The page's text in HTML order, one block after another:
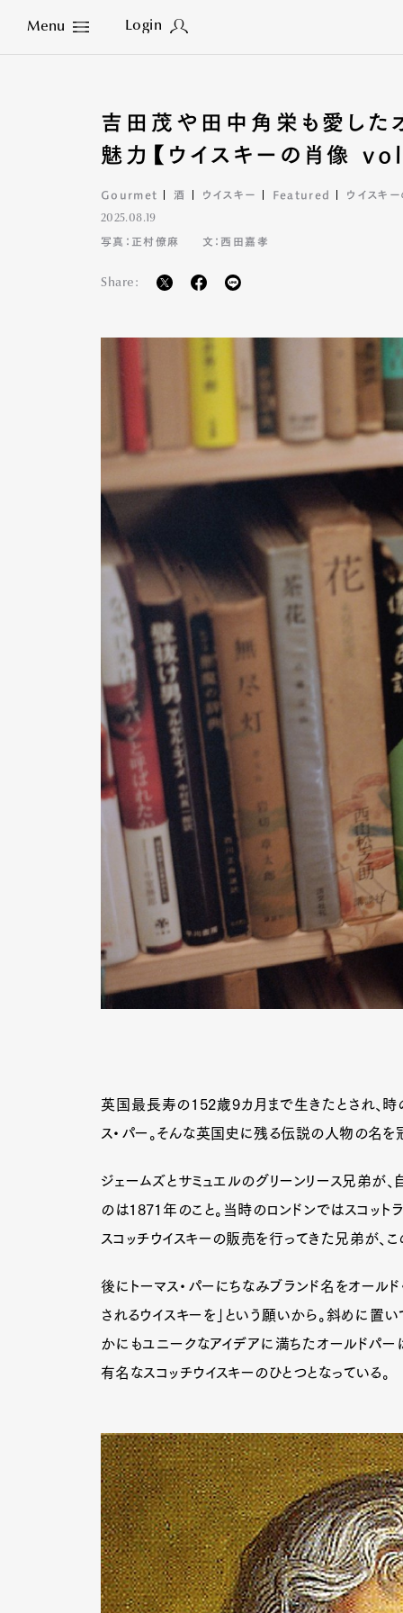
Menu Login
Close
吉田茂や田中角栄も愛した
魅力【ウイスキーの肖像
Gourmet 酒 ウイスキー Featured ウイスキ
2025.08.19
写真：正村僚麻 文：西田嘉孝
Share:
英国最長寿の152歳9カ月まで生きたとされ、
ス・パー。そんな英国史に残る伝説の人物の名を
ジェームズとサミュエルのグリーンリース兄弟が
のは1871年のこと。当時のロンドンではスコット
スコッチウイスキーの販売を行ってきた兄弟が、
後にトーマス・パーにちなみブランド名をオール
されるウイスキーを」という願いから。斜めに置
かにもユニークなアイデアに満ちたオールドパ
有名なスコッチウイスキーのひとつとなっている。